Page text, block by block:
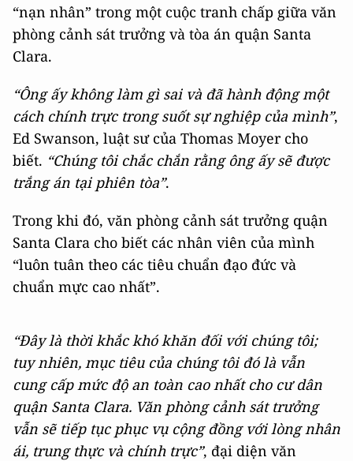
“nạn nhân” trong một cuộc tranh chấp giữa văn
phòng cảnh sát trưởng và tòa án quận Santa
Clara.
“Ông ấy không làm gì sai và đã hành động một
cách chính trực trong suốt sự nghiệp của mình”,
Ed Swanson, luật sư của Thomas Moyer cho
biết. “Chúng tôi chắc chắn rằng ông ấy sẽ được
trắng án tại phiên tòa”.
Trong khi đó, văn phòng cảnh sát trưởng quận
Santa Clara cho biết các nhân viên của mình
“luôn tuân theo các tiêu chuẩn đạo đức và
chuẩn mực cao nhất”.
“Đây là thời khắc khó khăn đối với chúng tôi;
tuy nhiên, mục tiêu của chúng tôi đó là vẫn
cung cấp mức độ an toàn cao nhất cho cư dân
quận Santa Clara. Văn phòng cảnh sát trưởng
vẫn sẽ tiếp tục phục vụ cộng đồng với lòng nhân
ái, trung thực và chính trực”, đại diện văn